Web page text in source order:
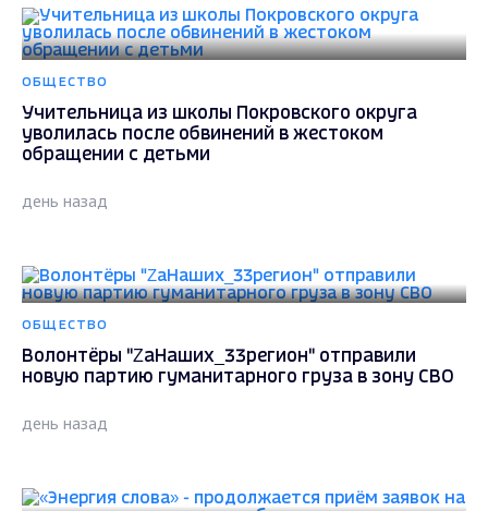
ОБЩЕСТВО
Учительница из школы Покровского округа
уволилась после обвинений в жестоком
обращении с детьми
день назад
ОБЩЕСТВО
Волонтёры "ZаНаших_33регион" отправили
новую партию гуманитарного груза в зону СВО
день назад